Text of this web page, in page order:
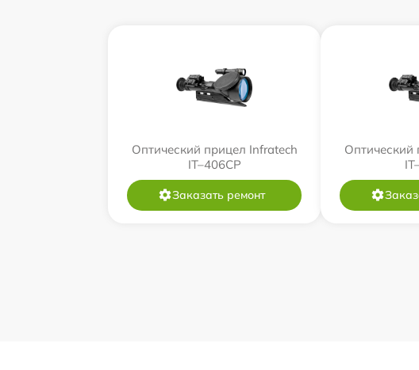
Оптический прицел Infratech
IT–406СP
Заказать ремонт
Оптический